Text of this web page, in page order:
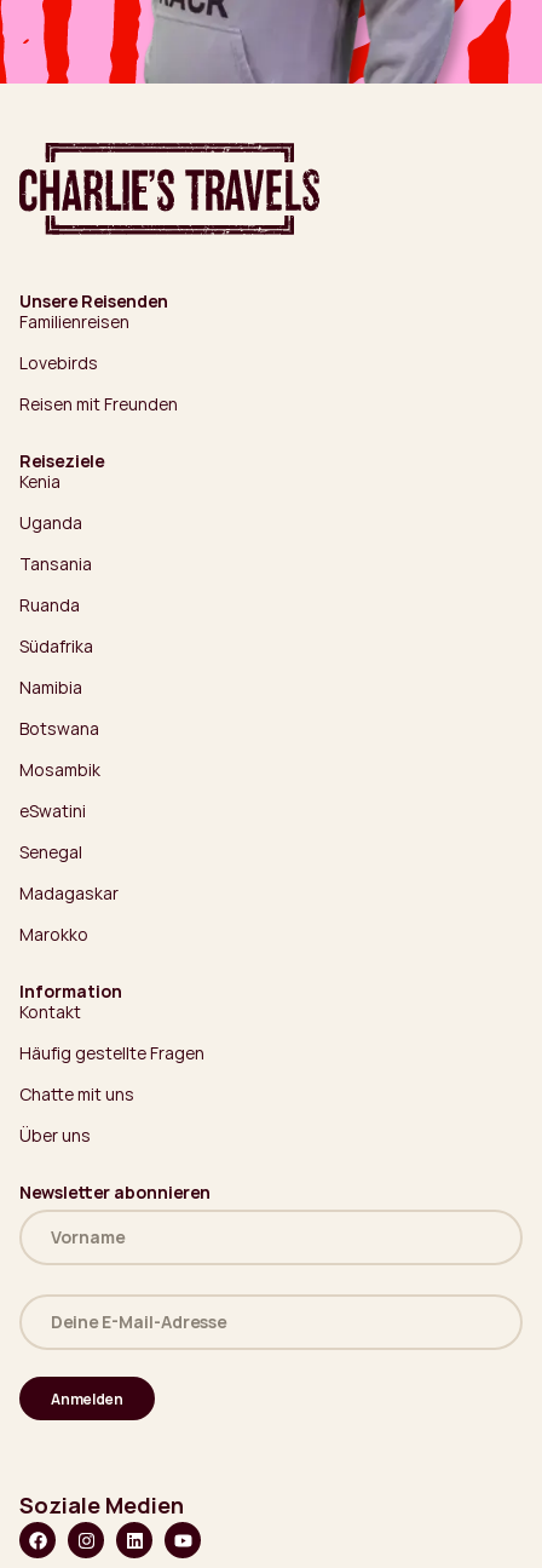
Unsere Reisenden
Familienreisen
Lovebirds
Reisen mit Freunden
Reiseziele
Kenia
Uganda
Tansania
Ruanda
Südafrika
Namibia
Botswana
Mosambik
eSwatini
Senegal
Madagaskar
Marokko
Information
Kontakt
Häufig gestellte Fragen
Chatte mit uns
Über uns
Newsletter abonnieren
Name
(erforderlich)
Deine
E-
Mail-
(erforderlich)
Soziale Medien